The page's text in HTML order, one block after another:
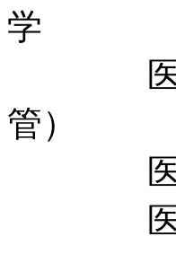
学
医学/臨
管）
医学/
医学/